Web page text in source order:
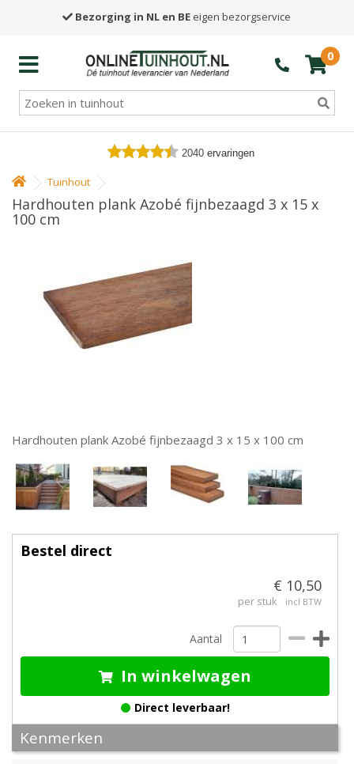
Bezorging in NL en BE eigen bezorgservice
0
2040 ervaringen
Tuinhout
Hardhouten plank Azobé fijnbezaagd 3 x 15 x
100 cm
Hardhouten plank Azobé fijnbezaagd 3 x 15 x 100 cm
Bestel direct
€ 10,50
per stuk incl BTW
Aantal
In winkelwagen
Direct leverbaar!
Kenmerken